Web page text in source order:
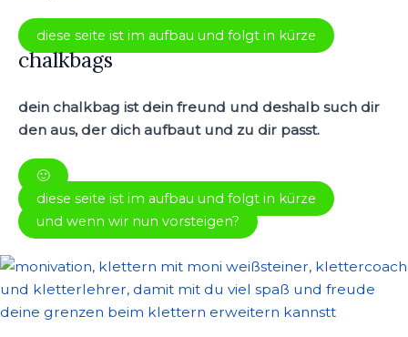
diese seite ist im aufbau und folgt in kürze
chalkbags
dein chalkbag ist dein freund und deshalb such dir
den aus, der dich aufbaut und zu dir passt.
🙂
diese seite ist im aufbau und folgt in kürze
und wenn wir nun vorsteigen?